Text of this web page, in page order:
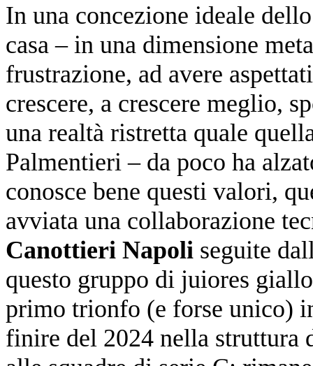
In una concezione ideale
casa – in una dimensione
frustrazione, ad avere
crescere, a crescere meglio,
una realtà ristretta quale
Palmentieri – da poco ha
conosce bene questi valori,
avviata una collaborazione
Canottieri Napoli seguite
questo gruppo di juiores
primo trionfo (e forse unico)
finire del 2024 nella struttura